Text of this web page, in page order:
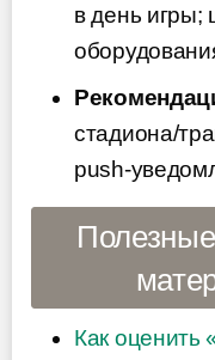
в день
стадиона/
push-
Как оценить